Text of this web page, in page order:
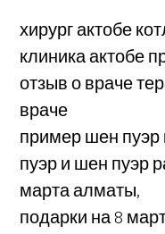
хирург актобе
клиника актобе
отзыв о враче
враче
пример шен пуэр
пуэр и шен пуэр
марта алматы,
подарки на 8